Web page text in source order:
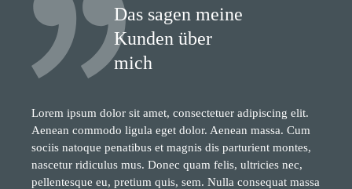
Das sagen meine
Kunden über
mich
Lorem ipsum dolor sit amet, consectetuer adipiscing elit.
Aenean commodo ligula eget dolor. Aenean massa. Cum
sociis natoque penatibus et magnis dis parturient montes,
nascetur ridiculus mus. Donec quam felis, ultricies nec,
pellentesque eu, pretium quis, sem. Nulla consequat massa